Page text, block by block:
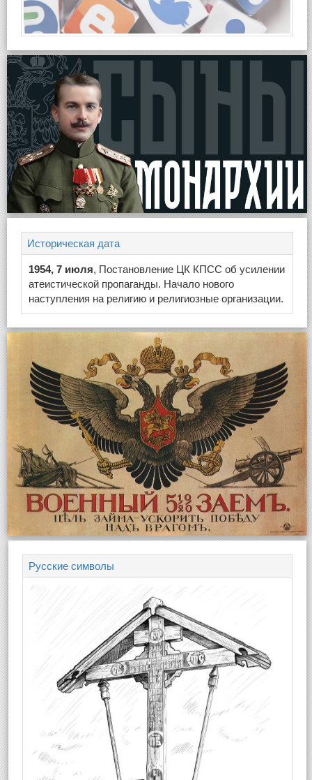
Историческая дата
1954, 7 июля, Постановление ЦК КПСС об усилении
атеистической пропаганды. Начало нового
наступления на религию и религиозные организации.
Русские символы